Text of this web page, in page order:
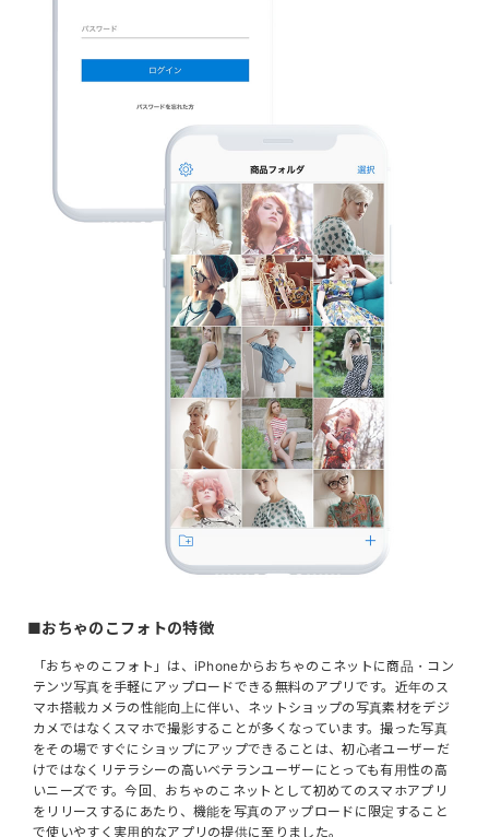
■おちゃのこフォトの特徴
「おちゃのこフォト」は、iPhoneからおちゃのこネットに商品・コン
テンツ写真を手軽にアップロードできる無料のアプリです。近年のス
マホ搭載カメラの性能向上に伴い、ネットショップの写真素材をデジ
カメではなくスマホで撮影することが多くなっています。撮った写真
をその場ですぐにショップにアップできることは、初心者ユーザーだ
けではなくリテラシーの高いベテランユーザーにとっても有用性の高
いニーズです。今回、おちゃのこネットとして初めてのスマホアプリ
をリリースするにあたり、機能を写真のアップロードに限定すること
で使いやすく実用的なアプリの提供に至りました。